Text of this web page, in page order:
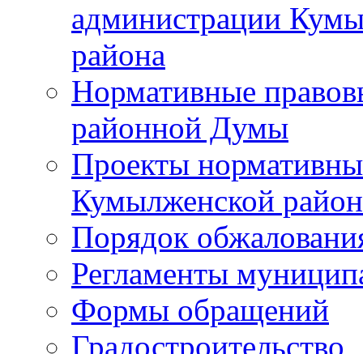
администрации
района
Нормативные
районной Думы
Проекты
Кумылженской
Порядок
Регламенты
Формы обращений
Градостроительство